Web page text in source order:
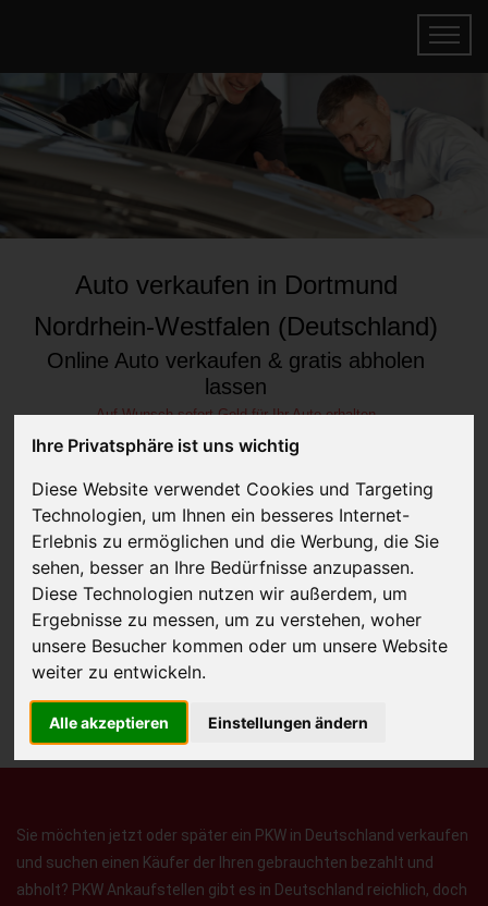
Ihre Privatsphäre ist uns wichtig
Diese Website verwendet Cookies und Targeting
Technologien, um Ihnen ein besseres Internet-
Erlebnis zu ermöglichen und die Werbung, die Sie
sehen, besser an Ihre Bedürfnisse anzupassen.
Diese Technologien nutzen wir außerdem, um
Ergebnisse zu messen, um zu verstehen, woher
unsere Besucher kommen oder um unsere Website
weiter zu entwickeln.
Alle akzeptieren Einstellungen ändern
Auto verkaufen in Dortmund
Nordrhein-Westfalen (Deutschland)
Online Auto verkaufen & gratis abholen
lassen
Auf Wunsch sofort Geld für Ihr Auto erhalten
JETZT KOSTENLOSE BEWERTUNG
Kostenloses Angebotfür den Ankauf Ihres Autos inklusive der
Abholung, auf Wunsch sofort Geld. Ihre Daten werden nicht mit Dritten
Wir garantieren 100% Sicherheit.
Sie möchten jetzt oder später ein PKW in Deutschland verkaufen
und suchen einen Käufer der Ihren gebrauchten bezahlt und
abholt? PKW Ankaufstellen gibt es in Deutschland reichlich, doch